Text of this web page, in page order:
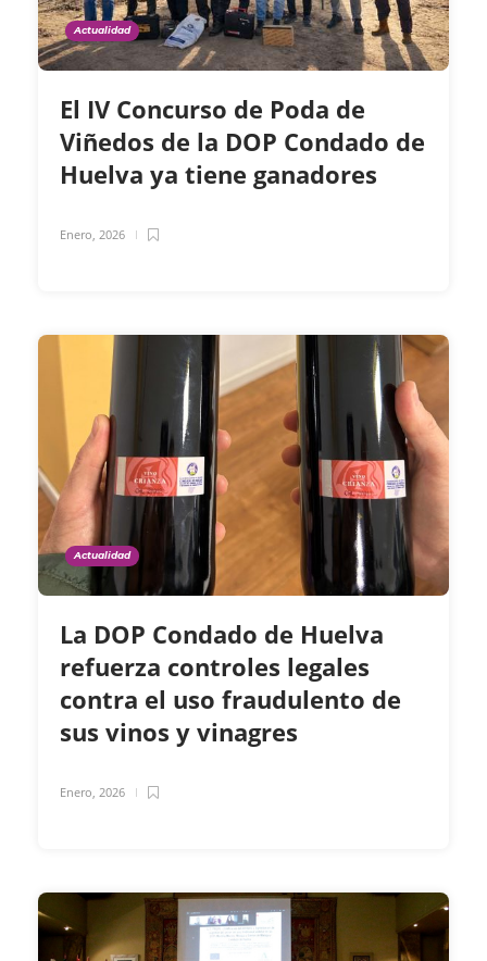
Actualidad
El IV Concurso de Poda de
Viñedos de la DOP Condado de
Huelva ya tiene ganadores
Enero, 2026
Actualidad
La DOP Condado de Huelva
refuerza controles legales
contra el uso fraudulento de
sus vinos y vinagres
Enero, 2026